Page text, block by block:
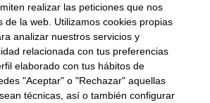
Zona clientes
realizar las peticiones que nos
de la web. Utilizamos cookies propias
analizar nuestros servicios y
relacionada con tus preferencias
elaborado con tus hábitos de
"Aceptar" o "Rechazar" aquellas
técnicas, así o también configurar